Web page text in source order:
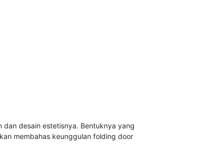
desain estetisnya. Bentuknya yang
membahas keunggulan folding door